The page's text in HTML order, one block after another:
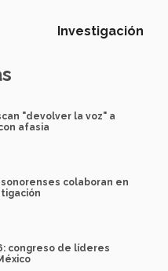
Investigación
"devolver la voz" a
afasia
colaboran en
congreso de líderes